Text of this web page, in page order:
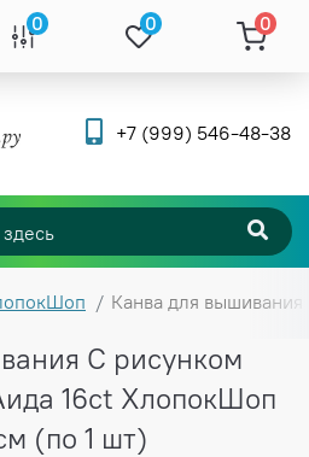
0 0 0
+7 (999) 546-48-38
Канва для
С рисунком
16ct ХлопокШоп
(по 1 шт)